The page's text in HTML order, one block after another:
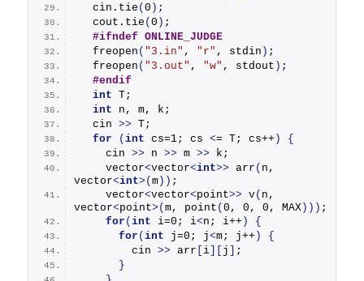
  cin.
tie (0 ) ;
  cout.
tie (0 ) ;
#ifndef ONLINE_JUDGE
freopen ( "3.in" , "r" , stdin ) ;
freopen ( "3.out" , "w" , stdout ) ;
#endif
int T;
int n, m, k;
  cin
>> T;
for
(int cs=1; cs <= T; cs++ )
{
    cin
>> n >> m >> k;
    vector
<vector<int>> arr ( n,
vector<int>(m )) ;
    vector
<vector<point>> v( n,
vector<point>(m, point (0, 0, 0, MAX ))) ;
for (int i=0; i<n; i++ )
{
for (int j=0; j<m; j++ )
{
        cin
>> arr i j
;
}